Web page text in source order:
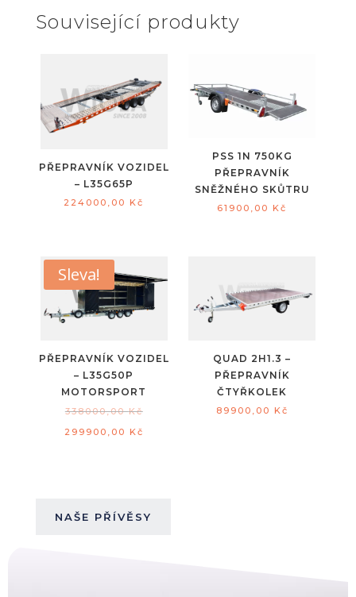
Související produkty
PŘEPRAVNÍK VOZIDEL
– L35G65P
224000,00 Kč
PSS 1N 750KG
PŘEPRAVNÍK
SNĚŽNÉHO SKŮTRU
61900,00 Kč
Sleva!
PŘEPRAVNÍK VOZIDEL
– L35G50P
MOTORSPORT
338000,00Kč
299900,00 Kč
QUAD 2H1.3 –
PŘEPRAVNÍK
ČTYŘKOLEK
89900,00 Kč
NAŠE PŘÍVĚSY